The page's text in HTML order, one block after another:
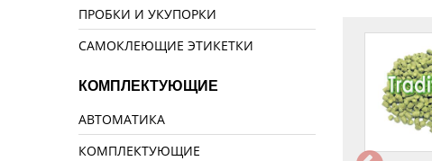
ПРОБКИ И УКУПОРКИ
САМОКЛЕЮЩИЕ ЭТИКЕТКИ
КОМПЛЕКТУЮЩИЕ
АВТОМАТИКА
КОМПЛЕКТУЮЩИЕ